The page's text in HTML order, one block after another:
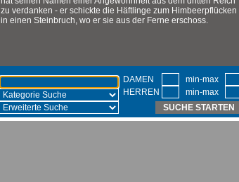
zu verdanken - er schickte die Häftlinge zum Himbeerpflücken
in einen Steinbruch, wo er sie aus der Ferne erschoss.
DAMEN
min-max
HERREN
min-max
SUCHE STARTEN